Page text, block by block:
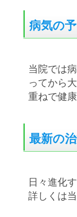
病気の
当院では
ってから
重ねで健
最新の
日々進化
詳しくは